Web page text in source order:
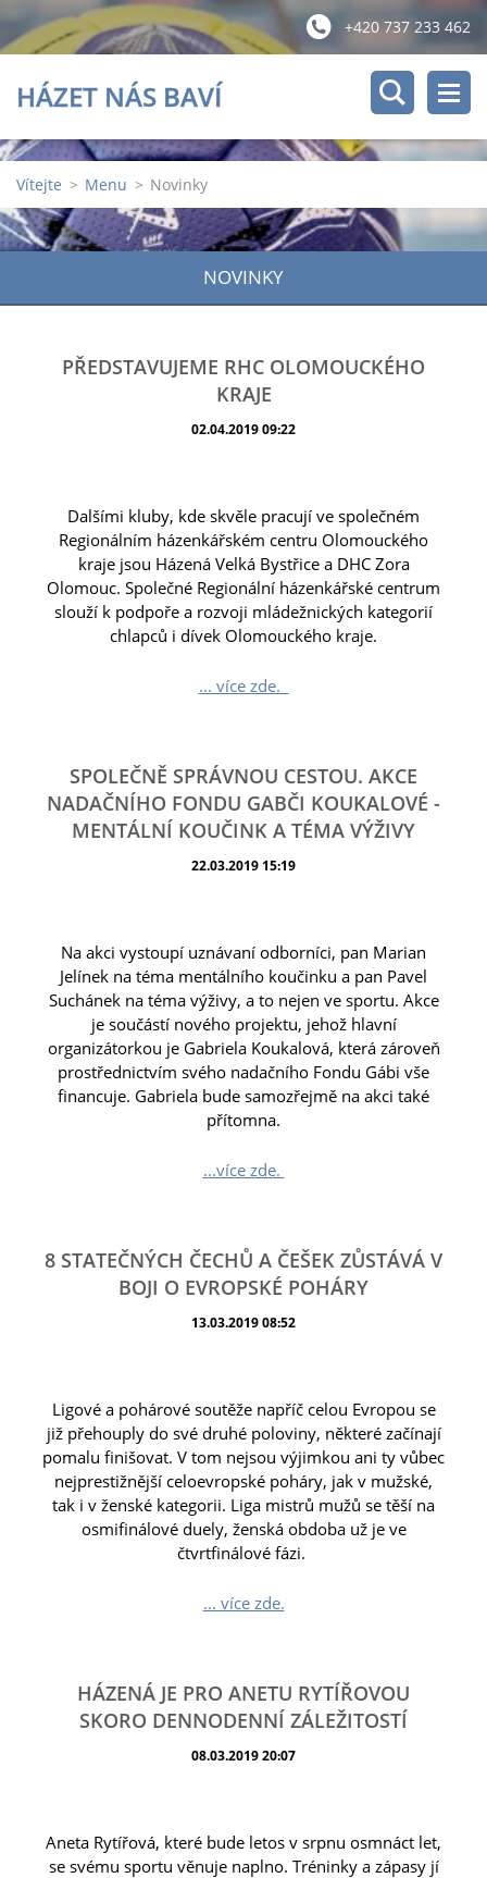
+420 737 233 462
HÁZET NÁS BAVÍ
Vítejte > Menu > Novinky
NOVINKY
PŘEDSTAVUJEME RHC OLOMOUCKÉHO
KRAJE
02.04.2019 09:22
Dalšími kluby, kde skvěle pracují ve společném
Regionálním házenkářském centru Olomouckého
kraje jsou Házená Velká Bystřice a DHC Zora
Olomouc. Společné Regionální házenkářské centrum
slouží k podpoře a rozvoji mládežnických kategorií
chlapců i dívek Olomouckého kraje.
... více zde.
SPOLEČNĚ SPRÁVNOU CESTOU. AKCE
NADAČNÍHO FONDU GABČI KOUKALOVÉ -
MENTÁLNÍ KOUČINK A TÉMA VÝŽIVY
22.03.2019 15:19
Na akci vystoupí uznávaní odborníci, pan Marian
Jelínek na téma mentálního koučinku a pan Pavel
Suchánek na téma výživy, a to nejen ve sportu. Akce
je součástí nového projektu, jehož hlavní
organizátorkou je Gabriela Koukalová, která zároveň
prostřednictvím svého nadačního Fondu Gábi vše
financuje. Gabriela bude samozřejmě na akci také
přítomna.
...více zde.
8 STATEČNÝCH ČECHŮ A ČEŠEK ZŮSTÁVÁ V
BOJI O EVROPSKÉ POHÁRY
13.03.2019 08:52
Ligové a pohárové soutěže napříč celou Evropou se
již přehouply do své druhé poloviny, některé začínají
pomalu finišovat. V tom nejsou výjimkou ani ty vůbec
nejprestižnější celoevropské poháry, jak v mužské,
tak i v ženské kategorii. Liga mistrů mužů se těší na
osmifinálové duely, ženská obdoba už je ve
čtvrtfinálové fázi.
... více zde.
HÁZENÁ JE PRO ANETU RYTÍŘOVOU
SKORO DENNODENNÍ ZÁLEŽITOSTÍ
08.03.2019 20:07
Aneta Rytířová, které bude letos v srpnu osmnáct let,
se svému sportu věnuje naplno. Tréninky a zápasy jí